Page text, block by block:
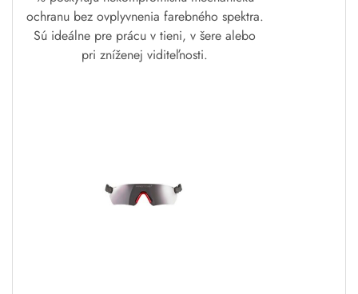
ochranu bez ovplyvnenia farebného spektra.
Sú ideálne pre prácu v tieni, v šere alebo
pri zníženej viditeľnosti.